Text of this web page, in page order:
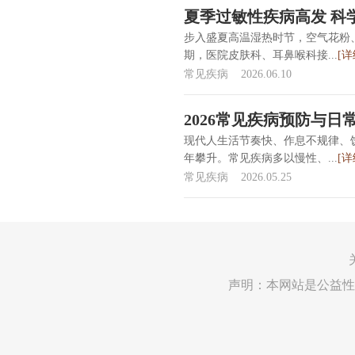
夏季过敏性疾病高发 科
步入盛夏高温湿热时节，空气花
期，医院皮肤科、耳鼻喉科接... [
常见疾病
2026.06.10
2026常见疾病预防与日
现代人生活节奏快、作息不规律
年攀升。常见疾病多以慢性、... [
常见疾病
2026.05.25
声明：本网站是公益